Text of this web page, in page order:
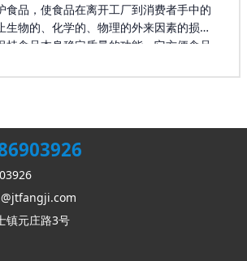
食品，使食品在离开工厂到消费者手中的
生物的、化学的、物理的外来因素的损
持食品本身稳定质量的功能，它方便食品
表现食品外观，吸引消费的形象，具有物
。因此，食品包装制造也是食品制造系统
。但食品包装制造的通用性又使它有相对
。在业内专家顾卫东看来，现在消费者
求更多倾向于高质量、高技术含量，这就
求。在互联网影响不断扩大的今天，顾卫
网融入食品包装企业的生产无疑是解决以
统计，目前我国的食品行业在国际市场中
元庄路3号